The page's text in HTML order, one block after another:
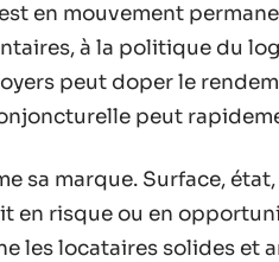
est en mouvement
à la politique du
peut doper le
peut
sa marque. Surface,
en risque ou en
les locataires solides et